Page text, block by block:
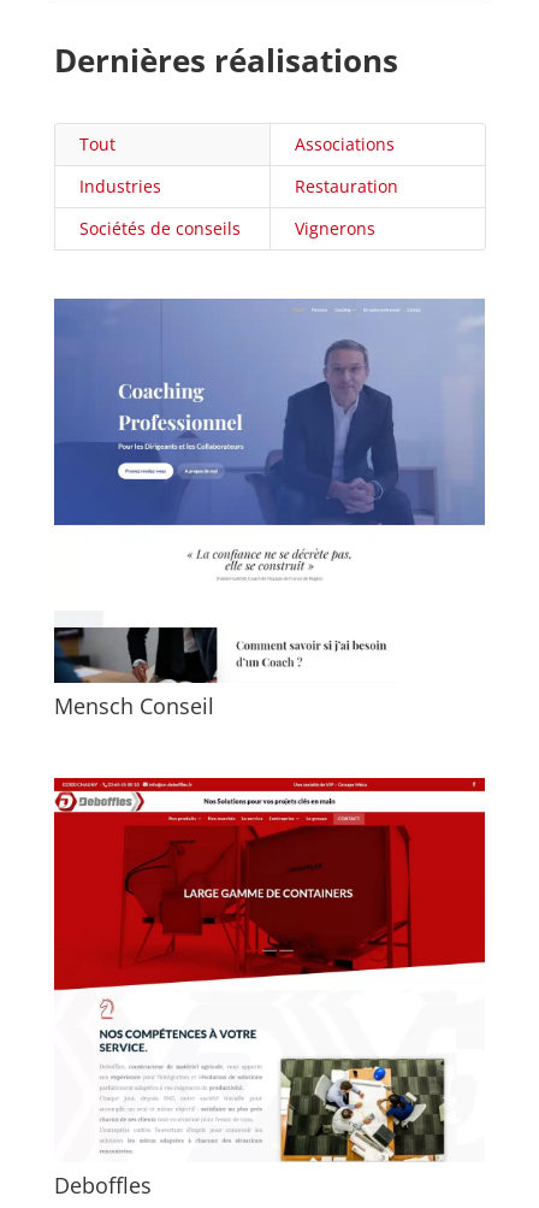
Dernières réalisations
Tout
Associations
Industries
Restauration
Sociétés de conseils
Vignerons
Mensch Conseil
Deboffles